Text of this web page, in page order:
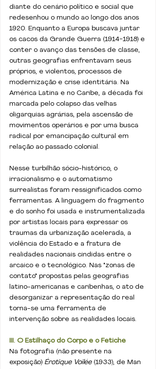
diante do cenário político e social que
redesenhou o mundo ao longo dos anos
1920. Enquanto a Europa buscava juntar
os cacos da Grande Guerra (1914-1918) e
conter o avanço das tensões de classe,
outras geografias enfrentavam seus
próprios, e violentos, processos de
modernização e crise identitária. Na
América Latina e no Caribe, a década foi
marcada pelo colapso das velhas
oligarquias agrárias, pela ascensão de
movimentos operários e por uma busca
radical por emancipação cultural em
relação ao passado colonial.
Nesse turbilhão sócio-histórico, o
irracionalismo e o automatismo
surrealistas foram ressignificados como
ferramentas. A linguagem do fragmento
e do sonho foi usada e instrumentalizada
por artistas locais para expressar os
traumas da urbanização acelerada, a
violência do Estado e a fratura de
realidades nacionais cindidas entre o
arcaico e o tecnológico. Nas "zonas de
contato" propostas pelas geografias
latino-americanas e caribenhas, o ato de
desorganizar a representação do real
torna-se uma ferramenta de
intervenção sobre as realidades locais.
III. O Estilhaço do Corpo e o Fetiche
Na fotografia (não presente na
exposição) Érotique Voilée (1933), de Man